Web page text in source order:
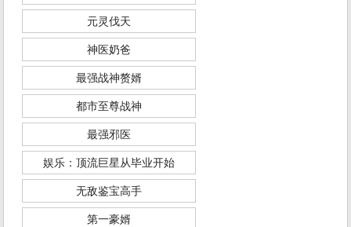
元灵伐天
神医奶爸
最强战神赘婿
都市至尊战神
最强邪医
娱乐：顶流巨星从毕业开始
无敌鉴宝高手
第一豪婿